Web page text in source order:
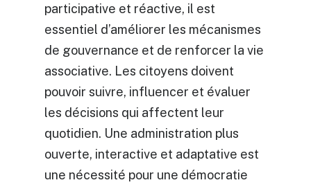
participative et réactive, il est
essentiel d’améliorer les mécanismes
de gouvernance et de renforcer la vie
associative. Les citoyens doivent
pouvoir suivre, influencer et évaluer
les décisions qui affectent leur
quotidien. Une administration plus
ouverte, interactive et adaptative est
une nécessité pour une démocratie